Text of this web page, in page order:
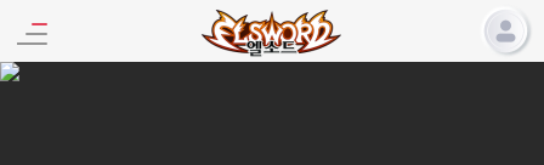
엘소드 프로모션